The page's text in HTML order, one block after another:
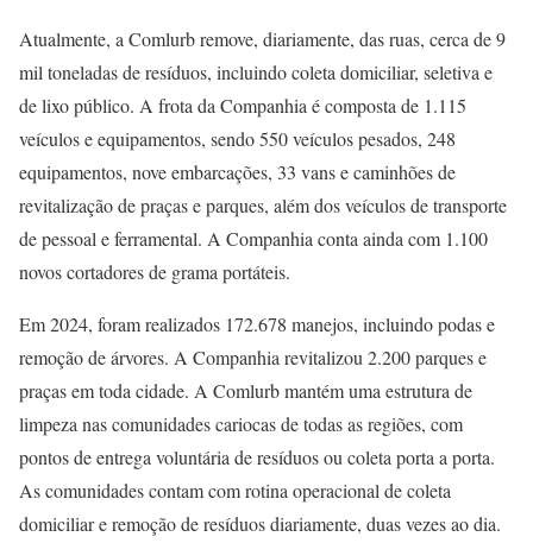
Atualmente, a Comlurb remove, diariamente, das ruas, cerca de 9
mil toneladas de resíduos, incluindo coleta domiciliar, seletiva e
de lixo público. A frota da Companhia é composta de 1.115
veículos e equipamentos, sendo 550 veículos pesados, 248
equipamentos, nove embarcações, 33 vans e caminhões de
revitalização de praças e parques, além dos veículos de transporte
de pessoal e ferramental. A Companhia conta ainda com 1.100
novos cortadores de grama portáteis.
Em 2024, foram realizados 172.678 manejos, incluindo podas e
remoção de árvores. A Companhia revitalizou 2.200 parques e
praças em toda cidade. A Comlurb mantém uma estrutura de
limpeza nas comunidades cariocas de todas as regiões, com
pontos de entrega voluntária de resíduos ou coleta porta a porta.
As comunidades contam com rotina operacional de coleta
domiciliar e remoção de resíduos diariamente, duas vezes ao dia.